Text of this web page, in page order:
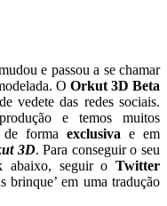
e passou a se chamar
O Orkut 3D Beta
vedete das redes sociais.
e temos muitos
de forma exclusiva e em
3D. Para conseguir o seu
abaixo, seguir o Twitter
brinque’ em uma tradução